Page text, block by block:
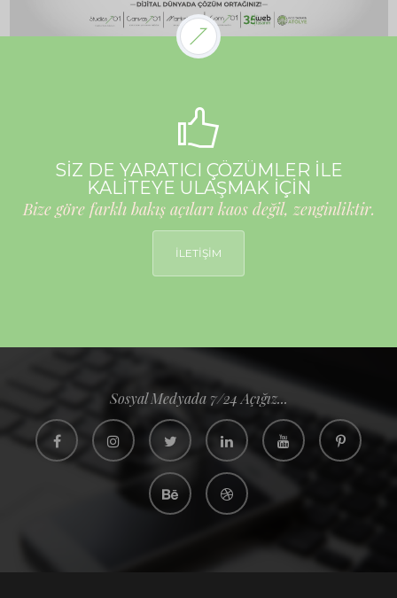
SİZ DE YARATICI ÇÖZÜMLER İLE
KALİTEYE ULAŞMAK İÇİN
Bize göre farklı bakış açıları kaos değil, zenginliktir.
İLETİŞİM
Sosyal Medyada 7/24 Açığız...